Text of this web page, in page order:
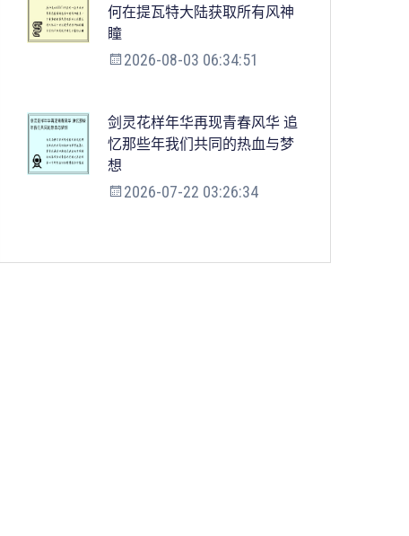
何在提瓦特大陆获取所有风神
瞳
2026-08-03 06:34:51
剑灵花样年华再现青春风华 追
忆那些年我们共同的热血与梦
想
2026-07-22 03:26:34